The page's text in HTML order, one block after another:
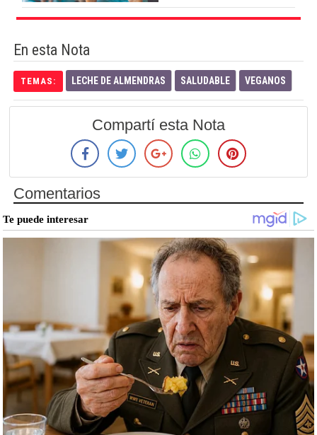
En esta Nota
TEMAS: LECHE DE ALMENDRAS SALUDABLE VEGANOS
Compartí esta Nota
Comentarios